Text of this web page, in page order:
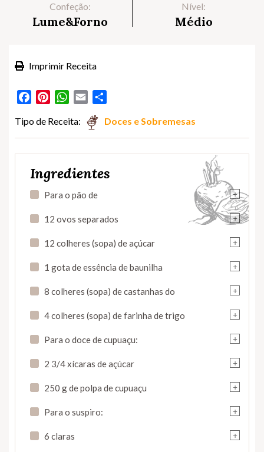
Confeção:
Lume&Forno
Nível:
Médio
Imprimir Receita
FacebookPinterestWhatsApp
Email
Tipo de Receita: Doces e Sobremesas
Ingredientes
+
Para o pão de
+
12 ovos separados
+
12 colheres (sopa) de açúcar
+
1 gota de essência de baunilha
+
8 colheres (sopa) de castanhas do
+
4 colheres (sopa) de farinha de trigo
+
Para o doce de cupuaçu:
+
2 3/4 xícaras de açúcar
+
250 g de polpa de cupuaçu
+
Para o suspiro:
+
6 claras